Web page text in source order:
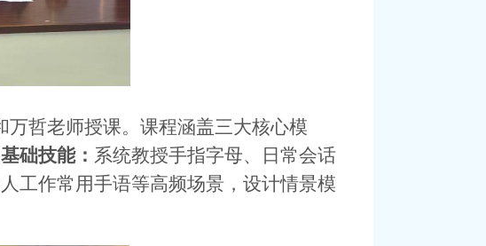
万哲老师授课。课程涵盖三大核心模
基础技能： 系统教授手指字母、日常会话
工作常用手语等高频场景，设计情景模